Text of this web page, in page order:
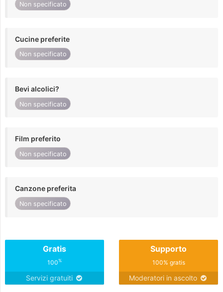
Non specificato
Cucine preferite
Non specificato
Bevi alcolici?
Non specificato
Film preferito
Non specificato
Canzone preferita
Non specificato
Gratis
100%
Servizi gratuiti
Supporto
100% gratis
Moderatori in ascolto